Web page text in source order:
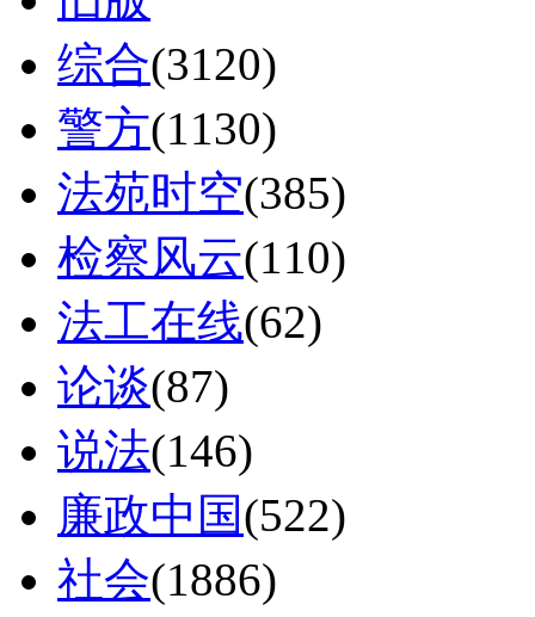
综合(3120)
警方(1130)
法苑时空(385)
检察风云(110)
法工在线(62)
论谈(87)
说法(146)
廉政中国(522)
社会(1886)